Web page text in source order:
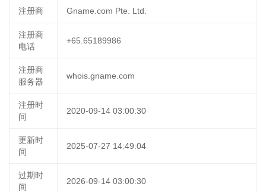
注册商 Gname.com Pte. Ltd.
注册商
电话
+65.65189986
注册商
服务器
whois.gname.com
注册时
间
2020-09-14 03:00:30
更新时
间
2025-07-27 14:49:04
过期时
间
2026-09-14 03:00:30